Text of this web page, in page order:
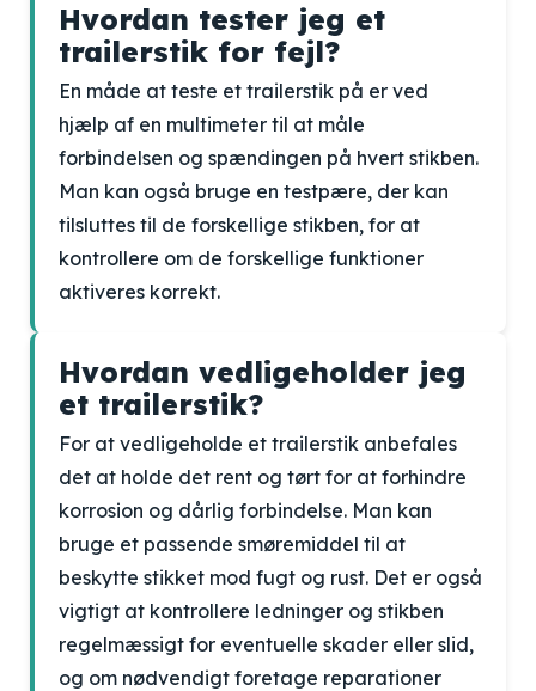
Hvordan tester jeg et
trailerstik for fejl?
En måde at teste et trailerstik på er ved
hjælp af en multimeter til at måle
forbindelsen og spændingen på hvert stikben.
Man kan også bruge en testpære, der kan
tilsluttes til de forskellige stikben, for at
kontrollere om de forskellige funktioner
aktiveres korrekt.
Hvordan vedligeholder jeg
et trailerstik?
For at vedligeholde et trailerstik anbefales
det at holde det rent og tørt for at forhindre
korrosion og dårlig forbindelse. Man kan
bruge et passende smøremiddel til at
beskytte stikket mod fugt og rust. Det er også
vigtigt at kontrollere ledninger og stikben
regelmæssigt for eventuelle skader eller slid,
og om nødvendigt foretage reparationer